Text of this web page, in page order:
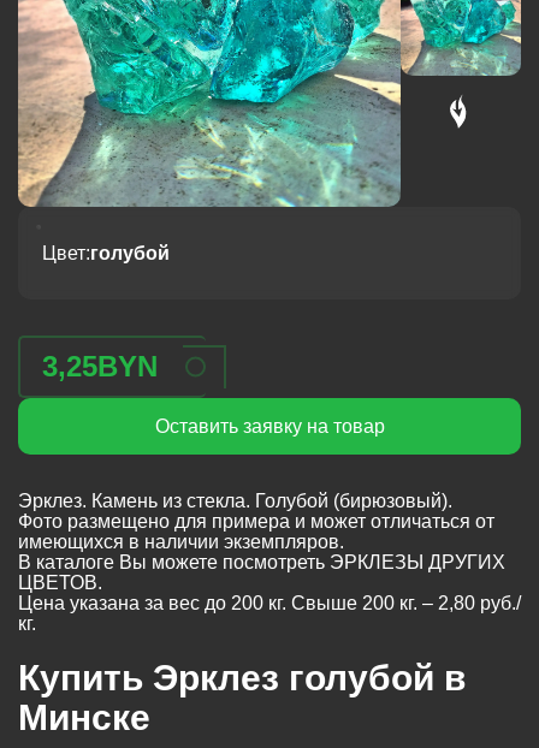
Цвет:голубой
3,25BYN
Оставить заявку на товар
Эрклез. Камень из стекла. Голубой (бирюзовый).
Фото размещено для примера и может отличаться от
имеющихся в наличии экземпляров.
В каталоге Вы можете посмотреть ЭРКЛЕЗЫ ДРУГИХ
ЦВЕТОВ.
Цена указана за вес до 200 кг. Свыше 200 кг. – 2,80 руб./
кг.
Купить Эрклез голубой в
Минске